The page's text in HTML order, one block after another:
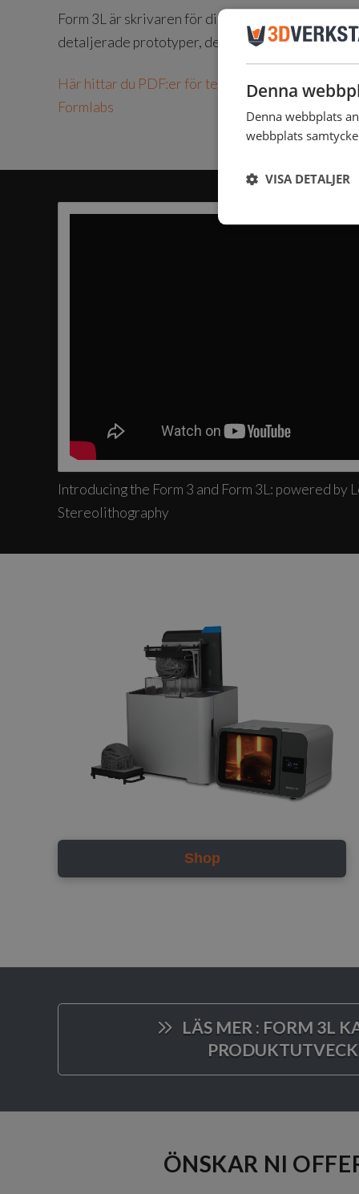
Form 3L är skrivaren för dig som vill realisera
detaljerade prototyper, detaljer med hög ytfinish
Här hittar du PDF:er för tekniska datablad samt
Formlabs
Introducing the Form 3 and Form 3L: powered by
Stereolithography
Shop
LÄS MER : FORM 3L
ÖNSKAR NI
Denna
Denna webbplats
webbplats
VISA DETALJER